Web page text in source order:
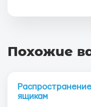
Похожие
ящикам